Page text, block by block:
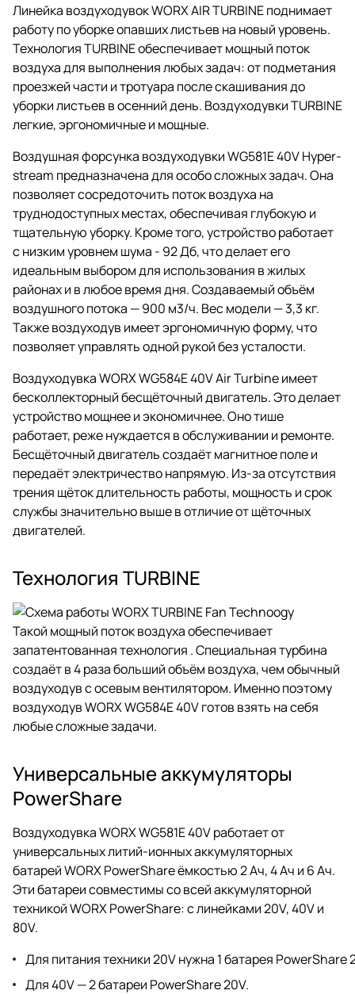
Линейка воздуходувок WORX AIR TURBINE поднимает
работу по уборке опавших листьев на новый уровень.
Технология TURBINE обеспечивает мощный поток
воздуха для выполнения любых задач: от подметания
проезжей части и тротуара после скашивания до
уборки листьев в осенний день. Воздуходувки TURBINE
легкие, эргономичные и мощные.
Воздушная форсунка воздуходувки WG581E 40V Hyper-
stream предназначена для особо сложных задач. Она
позволяет сосредоточить поток воздуха на
труднодоступных местах, обеспечивая глубокую и
тщательную уборку. Кроме того, устройство работает
с низким уровнем шума - 92 Дб, что делает его
идеальным выбором для использования в жилых
районах и в любое время дня. Создаваемый объём
воздушного потока — 900 м3/ч. Вес модели — 3,3 кг.
Также воздуходув имеет эргономичную форму, что
позволяет управлять одной рукой без усталости.
Воздуходувка WORX WG584E 40V Air Turbine имеет
бесколлекторный бесщёточный двигатель. Это делает
устройство мощнее и экономичнее. Оно тише
работает, реже нуждается в обслуживании и ремонте.
Бесщёточный двигатель создаёт магнитное поле и
передаёт электричество напрямую. Из-за отсутствия
трения щёток длительность работы, мощность и срок
службы значительно выше в отличие от щёточных
двигателей.
Технология TURBINE
Такой мощный поток воздуха обеспечивает
запатентованная технология . Специальная турбина
создаёт в 4 раза больший объём воздуха, чем обычный
воздуходув с осевым вентилятором. Именно поэтому
воздуходув WORX WG584E 40V готов взять на себя
любые сложные задачи.
Универсальные аккумуляторы
PowerShare
Воздуходувка WORX WG581E 40V работает от
универсальных литий-ионных аккумуляторных
батарей WORX PowerShare ёмкостью 2 Ач, 4 Ач и 6 Ач.
Эти батареи совместимы со всей аккумуляторной
техникой WORX PowerShare: с линейками 20V, 40V и
80V.
Для питания техники 20V нужна 1 батарея PowerShare
Для 40V — 2 батареи PowerShare 20V.